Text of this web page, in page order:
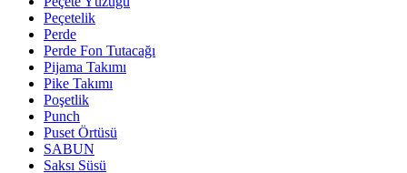
Peçetelik
Perde
Perde Fon Tutacağı
Pijama Takımı
Pike Takımı
Poşetlik
Punch
Puset Örtüsü
SABUN
Saksı Süsü